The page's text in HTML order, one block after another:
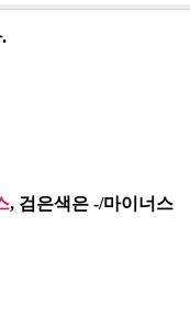
, 검은색은 -/마이너스